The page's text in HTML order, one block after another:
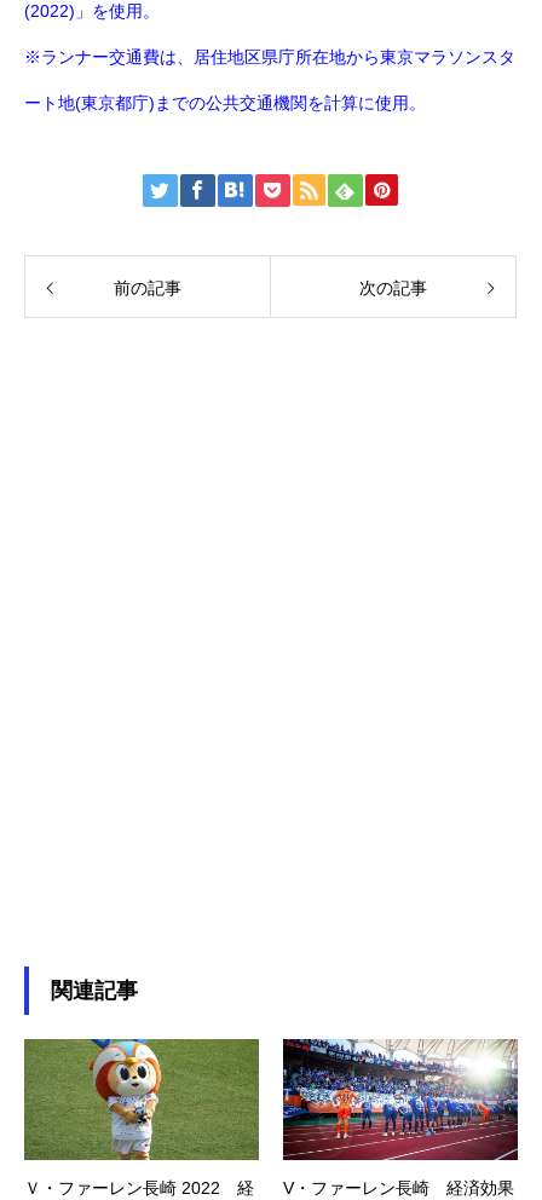
(2022)」を使用。
※ランナー交通費は、居住地区県庁所在地から東京マラソンスタ
ート地(東京都庁)までの公共交通機関を計算に使用。
前の記事 次の記事
関連記事
Ｖ・ファーレン長崎 2022 経
V・ファーレン長崎 経済効果